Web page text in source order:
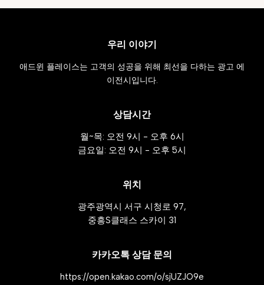
우리 이야기
애드윈 플레이스는 고객의 성공을 위해 최선을 다하는 광고 에
이전시입니다.
상담시간
월~목: 오전 9시 - 오후 6시
금요일: 오전 9시 - 오후 5시
위치
광주광역시 서구 시청로 97,
중흥S클래스 스카이 31
카카오톡 상담 문의
https://open.kakao.com/o/sjUZJO9e